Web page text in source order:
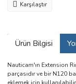
Karşılaştır
Ürün Bilgisi
Nauticam'ın Extension
parçasıdır ve bir N120